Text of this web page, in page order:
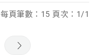
每頁筆數：15 頁次：1/1